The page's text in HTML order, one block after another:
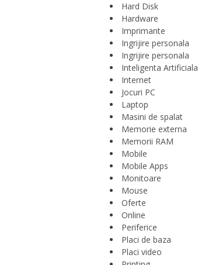
Hard Disk
Hardware
Imprimante
Ingrijire personala
Ingrijire personala
Inteligenta Artificiala
Internet
Jocuri PC
Laptop
Masini de spalat
Memorie externa
Memorii RAM
Mobile
Mobile Apps
Monitoare
Mouse
Oferte
Online
Periferice
Placi de baza
Placi video